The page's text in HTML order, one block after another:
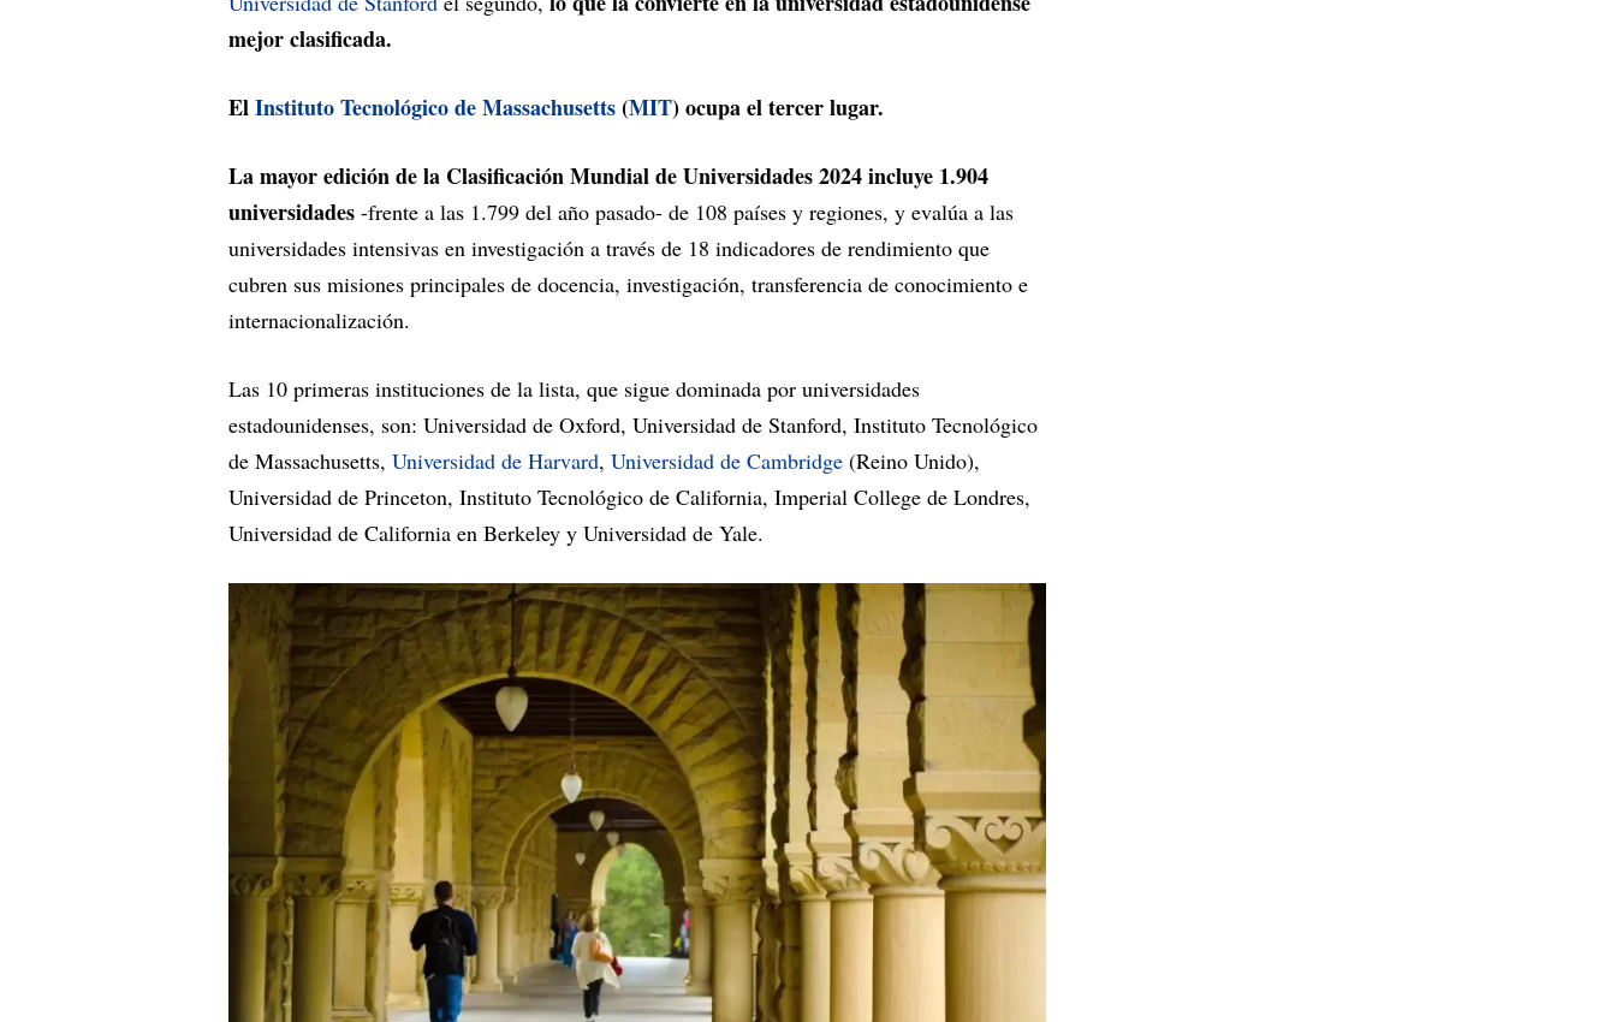
mejor clasificada.
ElInstituto Tecnológico de Massachusetts(MIT) ocupa el tercer lugar.
La mayor edición de la Clasificación Mundial de Universidades 2024 incluye 1.904
universidades -frente a las 1.799 del año pasado- de 108 países y regiones, y evalúa a las
universidades intensivas en investigación a través de 18 indicadores de rendimiento que
cubren sus misiones principales de docencia, investigación, transferencia de conocimiento e
internacionalización.
Las 10 primeras instituciones de la lista, que sigue dominada por universidades
estadounidenses, son: Universidad de Oxford, Universidad de Stanford, Instituto Tecnológico
de Massachusetts, Universidad de Harvard, Universidad de Cambridge (Reino Unido),
Universidad de Princeton, Instituto Tecnológico de California, Imperial College de Londres,
Universidad de California en Berkeley y Universidad de Yale.